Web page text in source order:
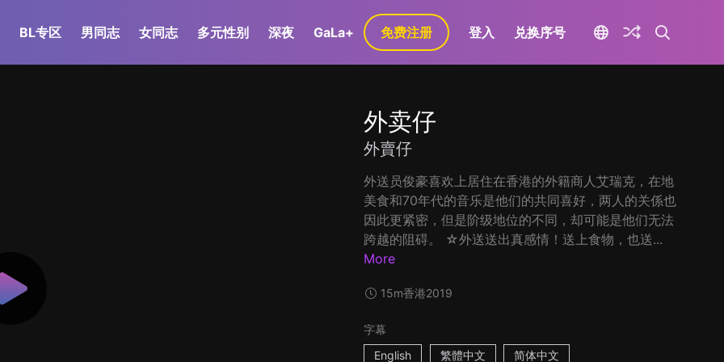
BL专区 男同志 女同志 多元性别 深夜 GaLa+ 免费注册 登入 兑换序号
外卖仔
外賣仔
外送员俊豪喜欢上居住在香港的外籍商人艾瑞克，在地
美食和70年代的音乐是他们的共同喜好，两人的关係也
因此更紧密，但是阶级地位的不同，却可能是他们无法
跨越的阻碍。 ☆外送送出真感情！送上食物，也送...
More
15m香港2019
字幕
English
繁體中文 简体中文